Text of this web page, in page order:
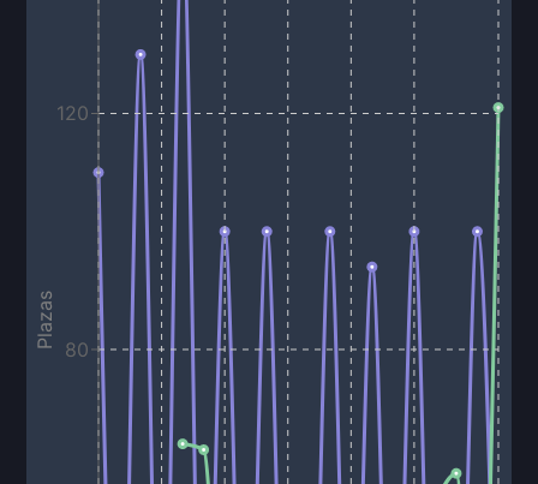
80
120
Plazas